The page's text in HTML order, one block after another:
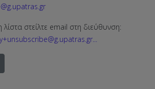
στείλτε email στη διεύθυνση:
...